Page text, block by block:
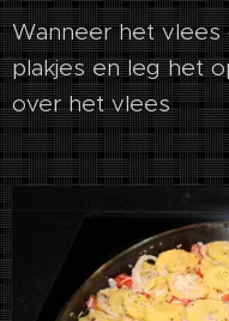
Wanneer het vlees
plakjes en leg het
over het vlees